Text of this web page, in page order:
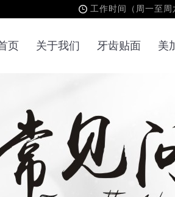
工作时间（周一至
页 关于我们 牙齿贴面 美